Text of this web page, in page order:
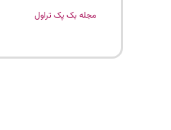
مجله بک پک تراول